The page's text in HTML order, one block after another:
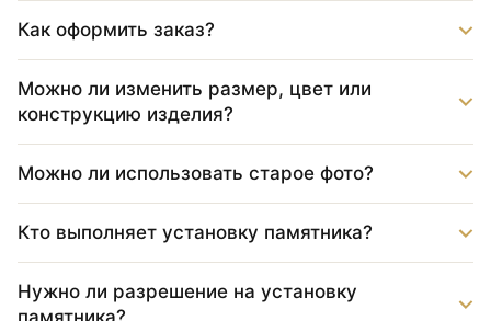
Как оформить заказ?
Можно ли изменить размер, цвет или
конструкцию изделия?
Можно ли использовать старое фото?
Кто выполняет установку памятника?
Нужно ли разрешение на установку
памятника?